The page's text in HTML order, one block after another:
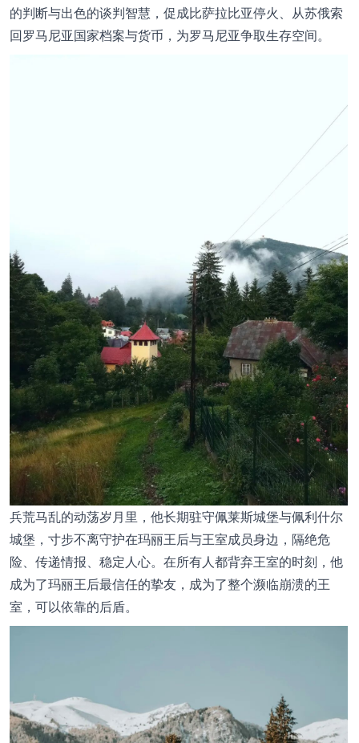
的判断与出色的谈判智慧，促成比萨拉比亚停火、从苏俄索
回罗马尼亚国家档案与货币，为罗马尼亚争取生存空间。
兵荒马乱的动荡岁月里，他长期驻守佩莱斯城堡与佩利什尔
城堡，寸步不离守护在玛丽王后与王室成员身边，隔绝危
险、传递情报、稳定人心。在所有人都背弃王室的时刻，他
成为了玛丽王后最信任的挚友，成为了整个濒临崩溃的王
室，可以依靠的后盾。